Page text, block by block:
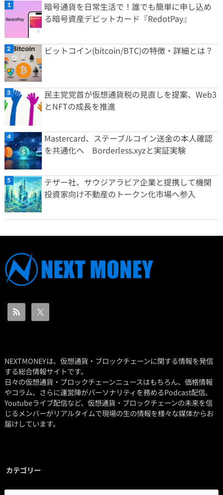
暗号通貨を日常生活で！誰でも簡単に申し込め
る暗号資産デビットカード『RedotPay』
ビットコイン(bitcoin/BTC)の特徴・詳細とは？
民主党党首が仮想通貨税の見直しを提案、Web3
とNFTの成長を推進
Mastercard、ステーブルコイン送金の本人確認
を共通化へ Borderless.xyzと実証実験
テザー社、サウジアラビア企業と提携して機関
投資家向け不動産のトークン化市場へ参入
NEXTMONEYは、仮想通貨・ブロックチェーンに関する情報を発信
する総合情報サイトです。
日々の仮想通貨・ブロックチェーンニュースはもちろん、価格情報
やコラム、さらに運営陣がパーソナリティを務めるPodcast配信、
Youtubeライブ配信など、仮想通貨・ブロックチェーンの未来を信
じるメンバーがリアルタイムで現場の生の情報を様々な媒体からお
届けしています。
カテゴリー